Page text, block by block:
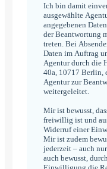
Ich bin damit
ausgewählte
angegebenen
der Beantwortung
treten. Bei
Daten im Auftrag
Agentur durch die
40a, 10717 Berlin,
Agentur zur
weitergeleitet.
Mir ist bewusst,
freiwillig ist und
Widerruf einer
Mir ist zudem
jederzeit – auch
auch bewusst,